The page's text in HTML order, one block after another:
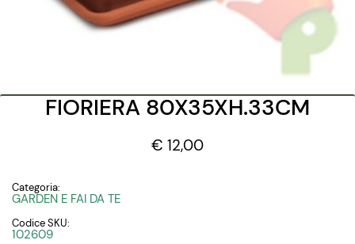
FIORIERA 80X35XH.33CM
€ 12,00
Categoria:
GARDEN E FAI DA TE
Codice SKU:
102609